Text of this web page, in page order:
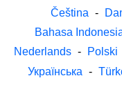
Čeština -
Bahasa
Nederlands - Polski
Українська -